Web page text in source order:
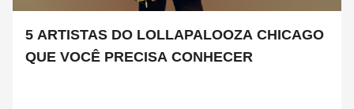
5 ARTISTAS DO LOLLAPALOOZA CHICAGO
QUE VOCÊ PRECISA CONHECER